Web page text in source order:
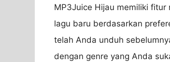
MP3Juice Hijau memiliki
lagu baru berdasarkan
telah Anda unduh
dengan genre yang Anda